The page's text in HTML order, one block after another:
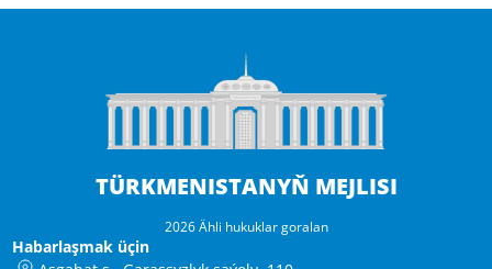
TÜRKMENISTANYŇ MEJLISI
2026 Ähli hukuklar goralan
Habarlaşmak üçin